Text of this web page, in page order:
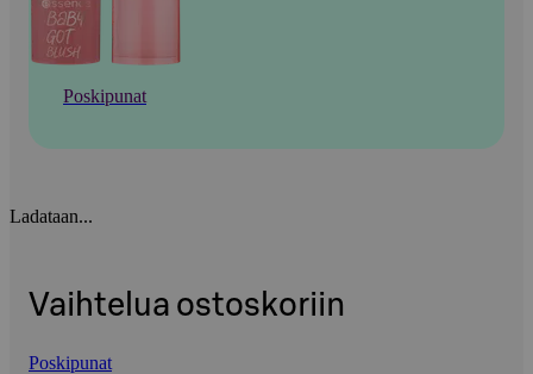
Poskipunat
Ladataan...
Vaihtelua ostoskoriin
Poskipunat